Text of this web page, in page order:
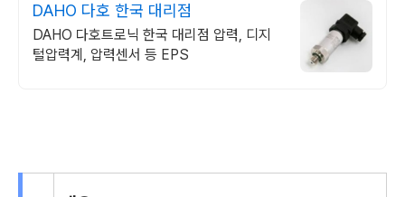
DAHO 다호 한국 대리점
DAHO 다호트로닉 한국 대리점 압력, 디지
털압력계, 압력센서 등 EPS